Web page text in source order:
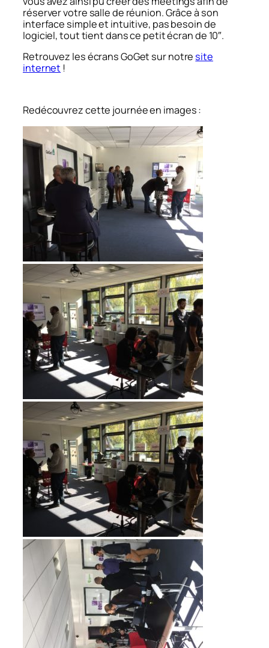
réserver votre salle de réunion. Grâce à son
interface simple et intuitive, pas besoin de
logiciel, tout tient dans ce petit écran de 10″.
Retrouvez les écrans GoGet sur notre site
internet !
Redécouvrez cette journée en images :